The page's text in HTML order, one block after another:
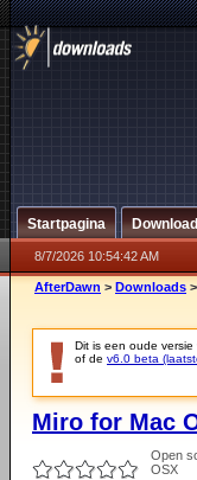
Startpagina
8/7/2026 10:54:42 AM
AfterDawn > Downloads >
Dit is een oude
of de v6.0 beta
Miro for Mac
Open
OSX